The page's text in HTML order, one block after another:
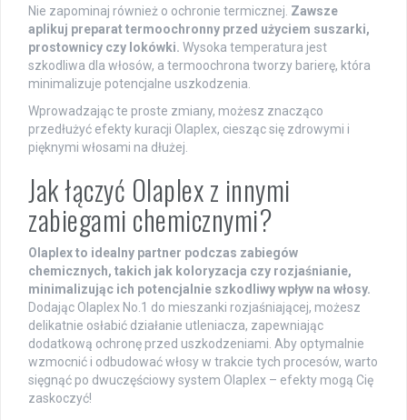
Nie zapominaj również o ochronie termicznej. Zawsze
aplikuj preparat termoochronny przed użyciem suszarki,
prostownicy czy lokówki. Wysoka temperatura jest
szkodliwa dla włosów, a termoochrona tworzy barierę, która
minimalizuje potencjalne uszkodzenia.
Wprowadzając te proste zmiany, możesz znacząco
przedłużyć efekty kuracji Olaplex, ciesząc się zdrowymi i
pięknymi włosami na dłużej.
Jak łączyć Olaplex z innymi
zabiegami chemicznymi?
Olaplex to idealny partner podczas zabiegów
chemicznych, takich jak koloryzacja czy rozjaśnianie,
minimalizując ich potencjalnie szkodliwy wpływ na włosy.
Dodając Olaplex No.1 do mieszanki rozjaśniającej, możesz
delikatnie osłabić działanie utleniacza, zapewniając
dodatkową ochronę przed uszkodzeniami. Aby optymalnie
wzmocnić i odbudować włosy w trakcie tych procesów, warto
sięgnąć po dwuczęściowy system Olaplex – efekty mogą Cię
zaskoczyć!